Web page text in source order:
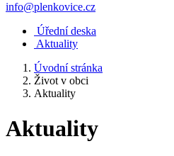
info@plenkovice.cz
Úřední deska
Aktuality
Úvodní stránka
Život v obci
Aktuality
Aktuality